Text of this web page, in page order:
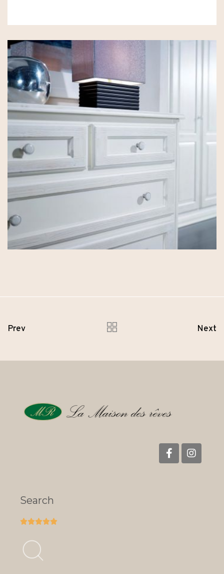
Prev Next
Search
